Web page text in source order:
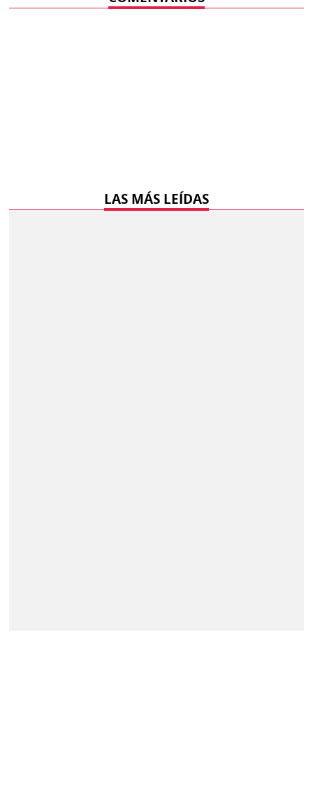
LAS MÁS LEÍDAS